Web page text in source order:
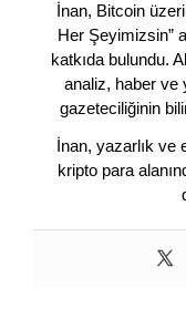
İnan, Bitcoin
Her Şeyimizsin”
katkıda bulundu.
analiz, haber ve
gazeteciliğinin
İnan, yazarlık ve
kripto para